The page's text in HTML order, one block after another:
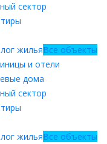
сектор
жильяВсе объекты
и отели
дома
сектор
жильяВсе объекты